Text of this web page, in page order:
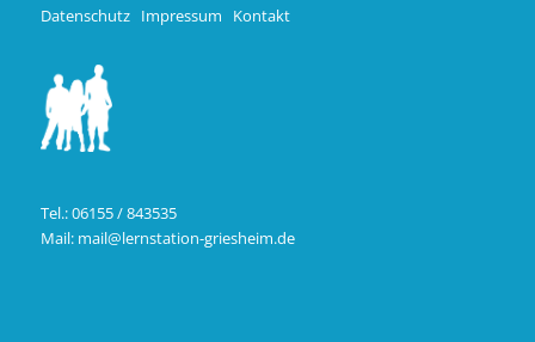
Datenschutz Impressum Kontakt
Tel.: 06155 / 843535
Mail: mail@lernstation-griesheim.de